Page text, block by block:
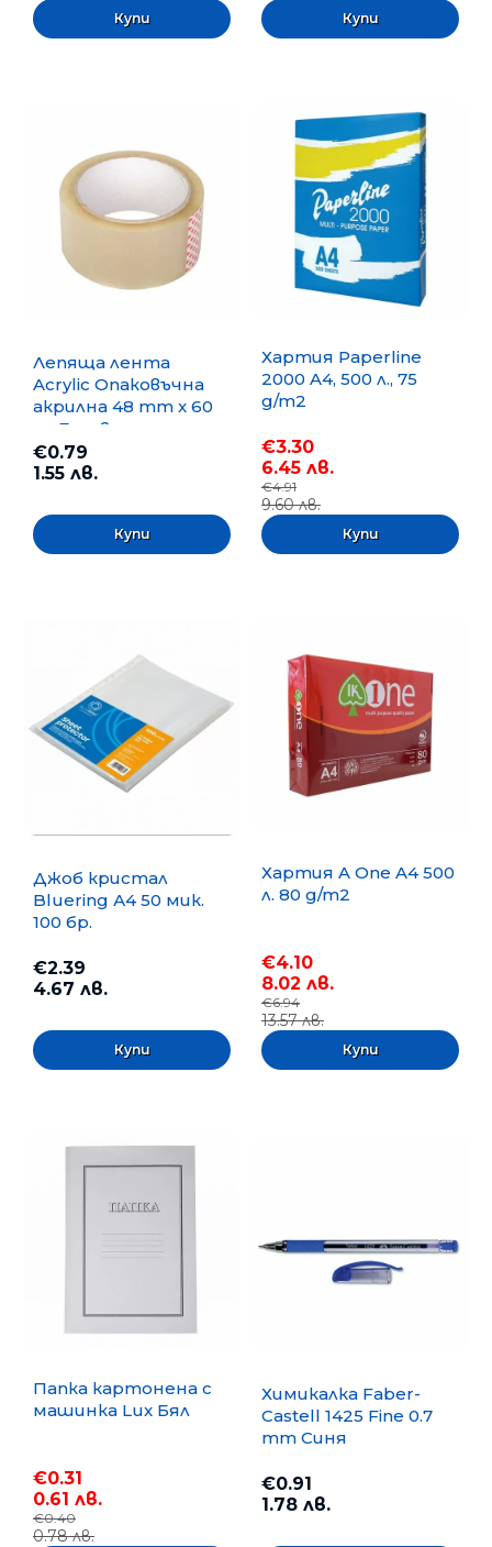
Лепяща лента
Acrylic Опаковъчна
акрилна 48 mm x 60
m, Безцветна
€0.79
1.55 лв.
Хартия Paperline
2000 A4, 500 л., 75
g/m2
€3.30
6.45 лв.
€4.91
9.60 лв.
Джоб кристал
Bluering А4 50 мик.
100 бр.
€2.39
4.67 лв.
Хартия A One A4 500
л. 80 g/m2
€4.10
8.02 лв.
€6.94
13.57 лв.
Папка картонена с
машинка Lux Бял
€0.31
0.61 лв.
€0.40
0.78 лв.
Химикалка Faber-
Castell 1425 Fine 0.7
mm Синя
€0.91
1.78 лв.